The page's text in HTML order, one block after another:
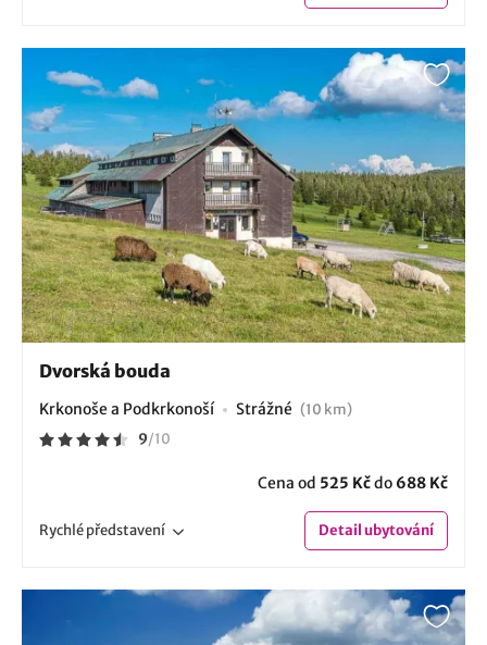
Dvorská bouda
Krkonoše a Podkrkonoší Strážné (10 km)
9/10
Cena od 525 Kčdo 688 Kč
Rychlépředstavení Detailubytování